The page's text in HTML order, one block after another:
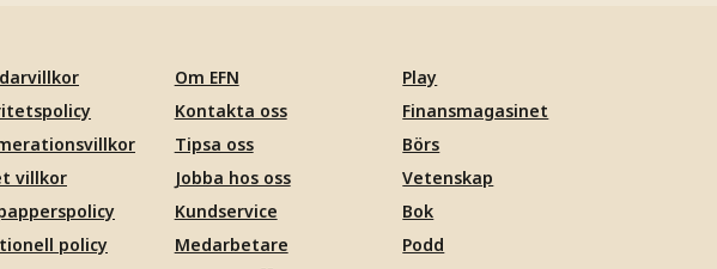
villkor
policy
Om EFN
Kontakta oss
Tipsa oss
Jobba hos oss
Kundservice
Medarbetare
Play
Finansmagasinet
Börs
Vetenskap
Bok
Podd